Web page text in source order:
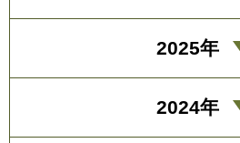
2025年
2024年